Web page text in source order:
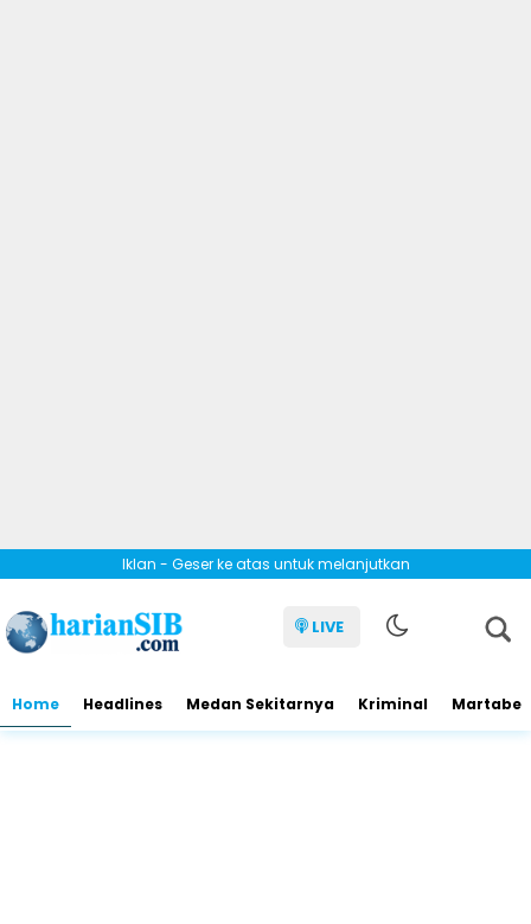
Iklan - Geser ke atas untuk melanjutkan
LIVE
Home Headlines Medan Sekitarnya Kriminal Martabe